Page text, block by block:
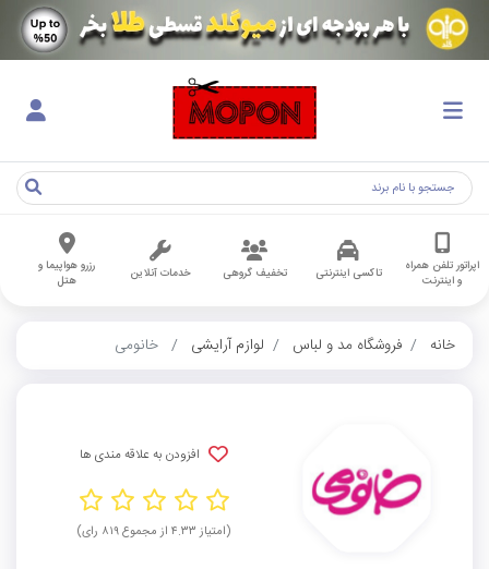
اپراتور تلفن همراه
و اینترنت
تاکسی اینترنتی تخفیف گروهی خدمات آنلاین
رزرو هواپیما و
هتل
خانه فروشگاه مد و لباس لوازم آرایشی خانومی
افزودن به علاقه مندی ها
(امتیاز ۴.۳۳ از مجموع ۸۱۹ رای)